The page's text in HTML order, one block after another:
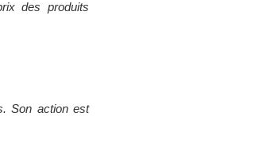
des produits
Son action est